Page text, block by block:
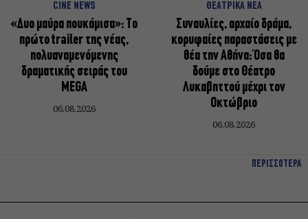
CINE NEWS
«Δυο μαύρα πουκάμισα»: Το
πρώτο trailer της νέας,
πολυαναμενόμενης
δραματικής σειράς του
MEGA
06.08.2026
ΘΕΑΤΡΙΚΑ ΝΕΑ
Συναυλίες, αρχαίο δράμα,
κορυφαίες παραστάσεις με
θέα την Αθήνα: Όσα θα
δούμε στο Θέατρο
Λυκαβηττού μέχρι τον
Οκτώβριο
06.08.2026
ΠΕΡΙΣΣΟΤΕΡΑ